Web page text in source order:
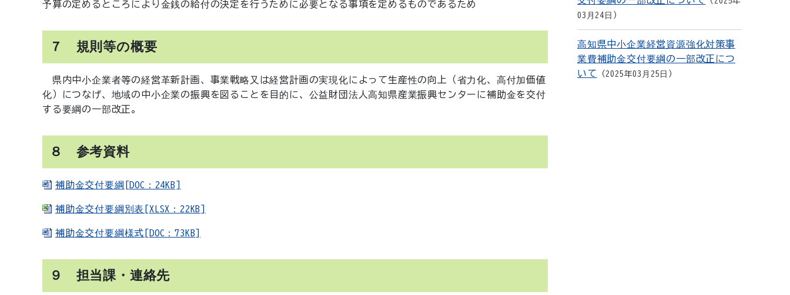
予算の定めるところにより金銭の給付の決定を行うために必要となる事項を定めるものであるため
７ 規則等の概要
県内中小企業者等の経営革新計画、事業戦略又は経営計画の実現化によって生産性の向上（省力化、高付加価値
化）につなげ、地域の中小企業の振興を図ることを目的に、公益財団法人高知県産業振興センターに補助金を交付
する要綱の一部改正。
８ 参考資料
補助金交付要綱[DOC：24KB]
補助金交付要綱別表[XLSX：22KB]
補助金交付要綱様式[DOC：73KB]
９ 担当課・連絡先
03月24日
高知県中小企業経営資源強化対策事
業費補助金交付要綱の一部改正につ
いて
2025年03月25日